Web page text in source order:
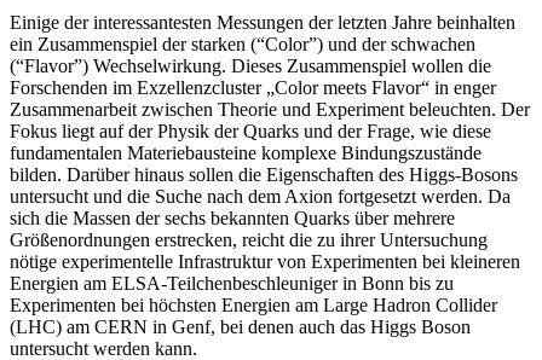
Einige der interessantesten Messungen der letzten Jahre beinhalten
ein Zusammenspiel der starken (“Color”) und der schwachen
(“Flavor”) Wechselwirkung. Dieses Zusammenspiel wollen die
Forschenden im Exzellenzcluster „Color meets Flavor“ in enger
Zusammenarbeit zwischen Theorie und Experiment beleuchten. Der
Fokus liegt auf der Physik der Quarks und der Frage, wie diese
fundamentalen Materiebausteine komplexe Bindungszustände
bilden. Darüber hinaus sollen die Eigenschaften des Higgs-Bosons
untersucht und die Suche nach dem Axion fortgesetzt werden. Da
sich die Massen der sechs bekannten Quarks über mehrere
Größenordnungen erstrecken, reicht die zu ihrer Untersuchung
nötige experimentelle Infrastruktur von Experimenten bei kleineren
Energien am ELSA-Teilchenbeschleuniger in Bonn bis zu
Experimenten bei höchsten Energien am Large Hadron Collider
(LHC) am CERN in Genf, bei denen auch das Higgs Boson
untersucht werden kann.